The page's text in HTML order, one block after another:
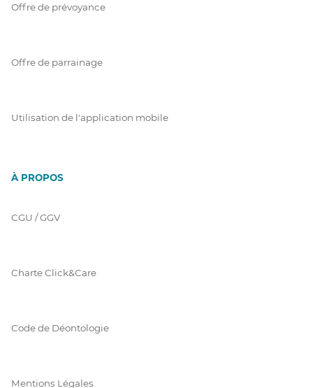
Offre de prévoyance
Offre de parrainage
Utilisation de l'application mobile
À PROPOS
CGU / GGV
Charte Click&Care
Code de Déontologie
Mentions Légales